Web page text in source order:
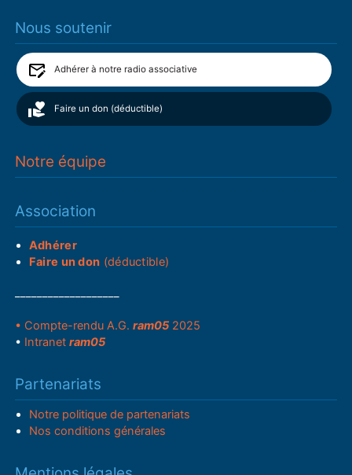
Nous soutenir
Adhérer à notre radio associative
Faire un don (déductible)
Notre équipe
Association
Adhérer
Faire un don (déductible)
• Compte-rendu A.G.ram05 2025
• Intranetram05
Partenariats
Notre politique de partenariats
Nos conditions générales